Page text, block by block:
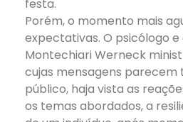
festa.
Porém, o momento mais
expectativas. O psicólogo
Montechiari Werneck
cujas mensagens parecem
público, haja vista as
os temas abordados, a